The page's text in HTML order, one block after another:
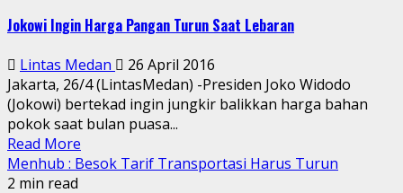
Jokowi Ingin Harga Pangan Turun Saat Lebaran
Lintas Medan
26 April 2016
Jakarta, 26/4 (LintasMedan) -Presiden Joko Widodo
(Jokowi) bertekad ingin jungkir balikkan harga bahan
pokok saat bulan puasa...
Read More
Menhub : Besok Tarif Transportasi Harus Turun
2 min read